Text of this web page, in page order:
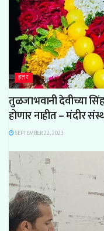
इतर
तुळजाभवानी देवीच्या
होणार नाहीत – मंदीर
SEPTEMBER 22, 2023